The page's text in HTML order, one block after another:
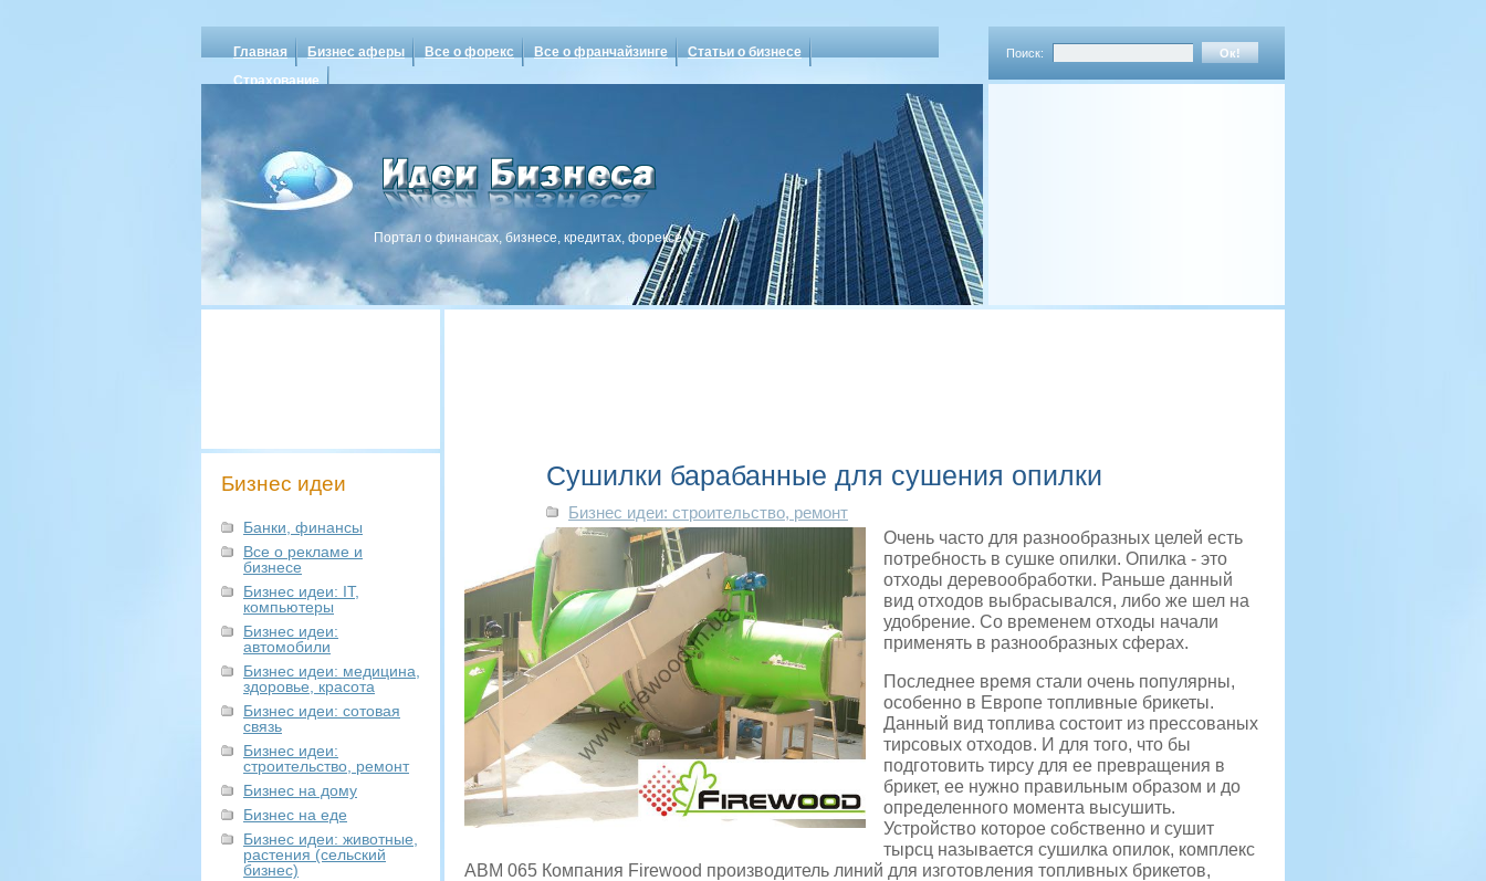
Главная Бизнес аферы Все о форекс Все о франчайзинге
Статьи о бизнесе
Страхование
Поиск:
Портал о финансах, бизнесе, кредитах, форексе
Бизнес идеи
Банки, финансы
Все о рекламе и
бизнесе
Бизнес идеи: IT,
компьютеры
Бизнес идеи:
автомобили
Бизнес идеи: медицина,
здоровье, красота
Бизнес идеи: сотовая
связь
Бизнес идеи:
строительство, ремонт
Бизнес на дому
Бизнес на еде
Бизнес идеи: животные,
растения (сельский
бизнес)
Сушилки барабанные для сушения опилки
Бизнес идеи: строительство, ремонт
Очень часто для разнообразных целей есть
потребность в сушке опилки. Опилка - это
отходы деревообработки. Раньше данный
вид отходов выбрасывался, либо же шел на
удобрение. Со временем отходы начали
применять в разнообразных сферах.
Последнее время стали очень популярны,
особенно в Европе топливные брикеты.
Данный вид топлива состоит из прессованых
тирсовых отходов. И для того, что бы
подготовить тирсу для ее превращения в
брикет, ее нужно правильным образом и до
определенного момента высушить.
Устройство которое собственно и сушит
тырсц называется сушилка опилок, комплекс
АВМ 065 Компания Firewood производитель линий для изготовления топливных брикетов,